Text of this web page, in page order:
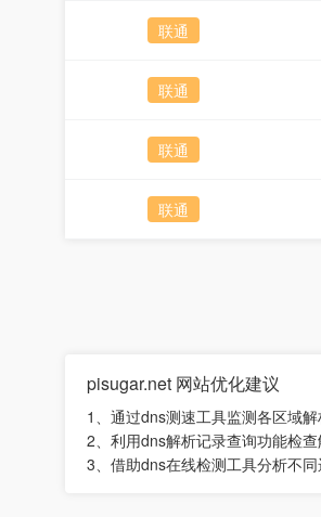
联通
联通
联通
联通
pisugar.net 网站优化建议
1、通过dns测速工具监测各区域
2、利用dns解析记录查询功能检
3、借助dns在线检测工具分析不